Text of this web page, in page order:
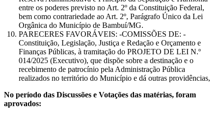
entre os poderes previsto no Art. 2º da Constituição Federal,
bem como contrariedade ao Art. 2º, Parágrafo Único da Lei
Orgânica do Município de Bambuí/MG.
PARECERES FAVORÁVEIS: -COMISSÕES DE: -
Constituição, Legislação, Justiça e Redação e Orçamento e
Finanças Públicas, à tramitação do PROJETO DE LEI N.º
014/2025 (Executivo), que dispõe sobre a destinação e o
recebimento de patrocínio pela Administração Pública
realizados no território do Município e dá outras providências,
No período das Discussões e Votações das matérias, foram
aprovados: